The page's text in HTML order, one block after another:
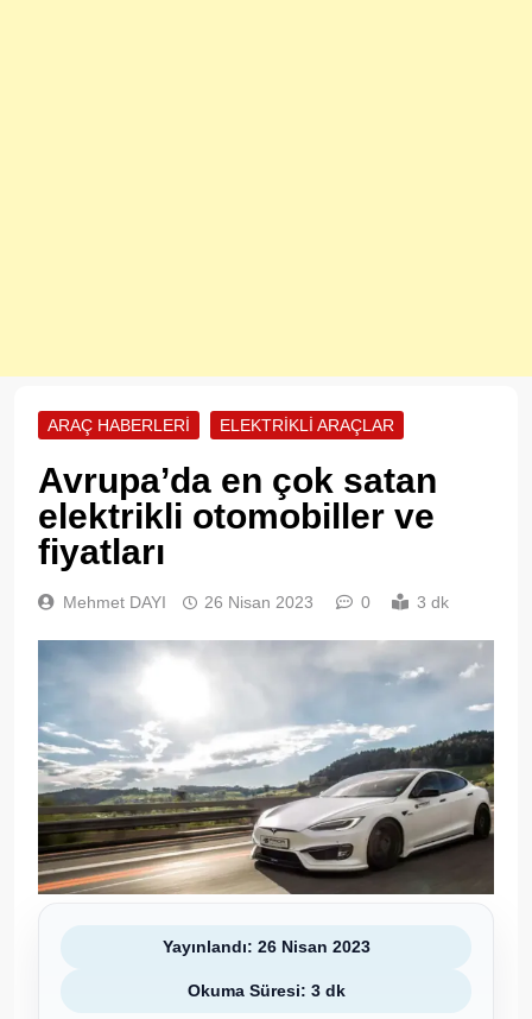
ARAÇ HABERLERI ELEKTRIKLI ARAÇLAR
Avrupa’da en çok satan
elektrikli otomobiller ve
fiyatları
Mehmet DAYI 26 Nisan 2023 0 3 dk
Yayınlandı: 26 Nisan 2023
Okuma Süresi: 3 dk